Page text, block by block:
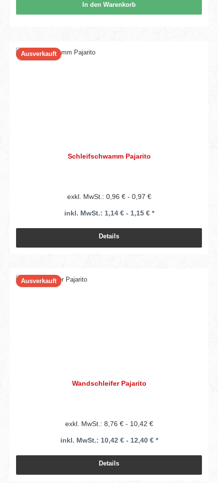
In den Warenkorb
Ausverkauft
Schleifschwamm Pajarito
exkl. MwSt.: 0,96 € - 0,97 €
inkl. MwSt.: 1,14 € - 1,15 € *
Details
Ausverkauft
Wandschleifer Pajarito
exkl. MwSt.: 8,76 € - 10,42 €
inkl. MwSt.: 10,42 € - 12,40 € *
Details